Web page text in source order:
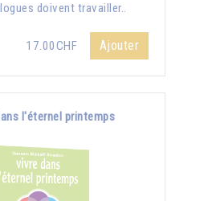
doivent travailler..
17.00CHF Ajouter
l'éternel printemps